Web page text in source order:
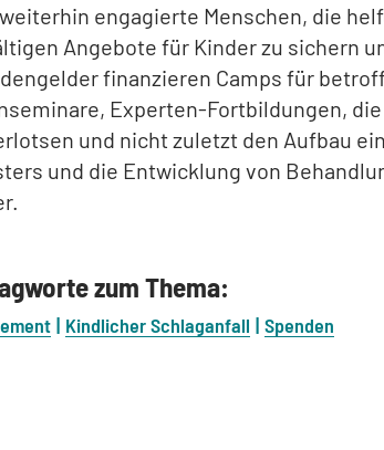
engagierte Menschen, die
Angebote für Kinder zu sichern
finanzieren Camps für
Experten-Fortbildungen,
und nicht zuletzt den Aufbau
und die Entwicklung von
zum Thema:
Kindlicher Schlaganfall Spenden